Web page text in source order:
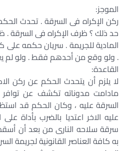
الموجز:
ركن الإكراه فى السرقة . تحدث
حد ذلك ؟ ظرف الإكراه فى السرقة .
المادية للجريمة . سريان حكمه
. ولو وقع من أحدهم فقط . ولو لم
القاعدة:
لا يلزم أن يتحدث الحكم عن ركن
مادامت مدوناته تكشف عن توافر
السرقة عليه ، وكان الحكم قد
عليه الاخر اعتديا بالضرب بأداة
سرقة سلاحه النارى من بعد أن
به كافة العناصر القانونية لجريمة